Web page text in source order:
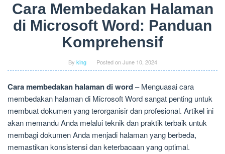
Cara Membedakan Halaman
di Microsoft Word: Panduan
Komprehensif
By king Posted onJune 10, 2024
Cara membedakan halaman di word– Menguasai cara
membedakan halaman di Microsoft Word sangat penting untuk
membuat dokumen yang terorganisir dan profesional. Artikel ini
akan memandu Anda melalui teknik dan praktik terbaik untuk
membagi dokumen Anda menjadi halaman yang berbeda,
memastikan konsistensi dan keterbacaan yang optimal.